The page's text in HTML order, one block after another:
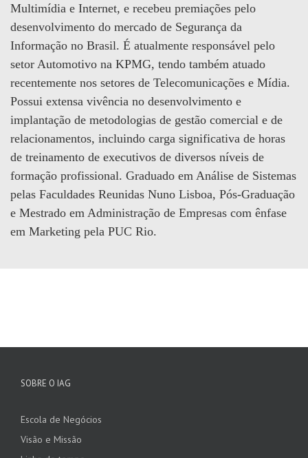
Multimídia e Internet, e recebeu premiações pelo
desenvolvimento do mercado de Segurança da
Informação no Brasil. É atualmente responsável pelo
setor Automotivo na KPMG, tendo também atuado
recentemente nos setores de Telecomunicações e Mídia.
Possui extensa vivência no desenvolvimento e
implantação de metodologias de gestão comercial e de
relacionamentos, incluindo carga significativa de horas
de treinamento de executivos de diversos níveis de
formação profissional. Graduado em Análise de Sistemas
pelas Faculdades Reunidas Nuno Lisboa, Pós-Graduação
e Mestrado em Administração de Empresas com ênfase
em Marketing pela PUC Rio.
SOBRE O IAG
Escola de Negócios
Visão e Missão